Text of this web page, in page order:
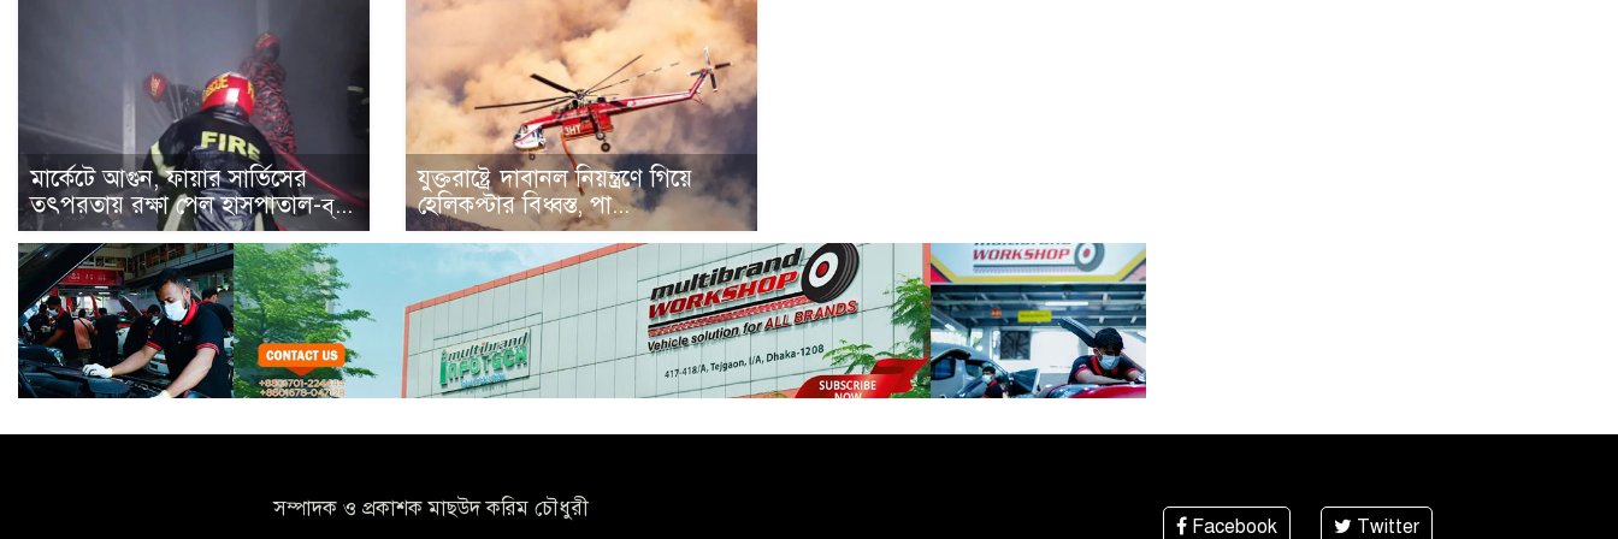
মার্কেটে আগুন, ফায়ার সার্ভিসের
তৎপরতায় রক্ষা পেল হাসপাতাল-ব্...
যুক্তরাষ্ট্রে দাবানল নিয়ন্ত্রণে গিয়ে
হেলিকপ্টার বিধ্বস্ত, পা...
সম্পাদক ও প্রকাশক মাছউদ করিম চৌধুরী
Facebook Twitter